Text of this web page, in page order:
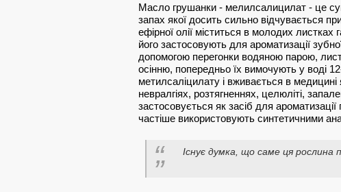
Масло грушанки - мелилсалицилат - це
запах якої досить сильно відчувається
ефірної олії міститься в молодих
його застосовують для ароматизації
допомогою перегонки водяною парою,
осінню, попередньо їх вимочують у воді
метилсаліцилату і вживається в медицині
невралгіях, розтягненнях, целюліті,
застосовується як засіб для
частіше використовують синтетичними
Існує думка, що саме ця рослина